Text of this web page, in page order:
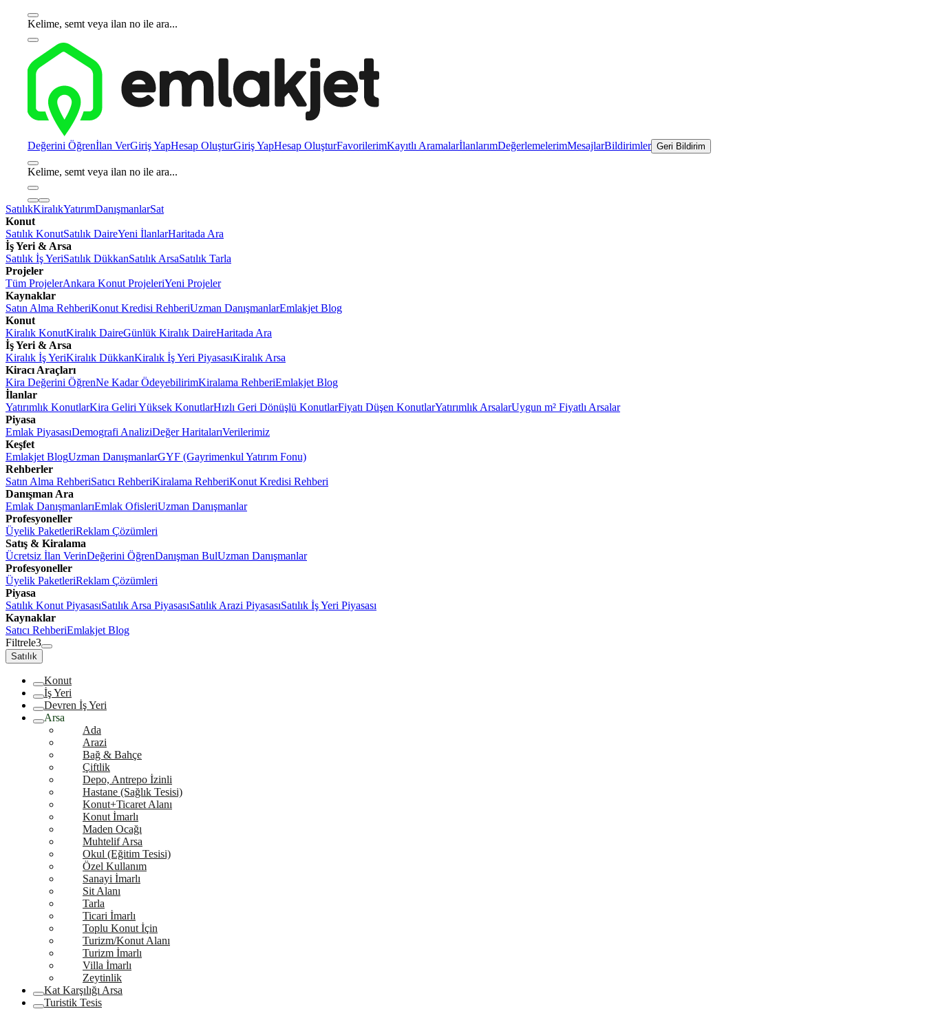
Kelime, semt veya ilan no ile ara...
Değerini Öğrenİlan VerGiriş YapHesap OluşturGiriş YapHesap OluşturFavorilerimKayıtlı AramalarİlanlarımDeğerlemelerimMesajlarBildirimler Geri Bildirim
Kelime, semt veya ilan no ile ara...
SatılıkKiralıkYatırımDanışmanlarSat
Konut
Satılık KonutSatılık DaireYeni İlanlarHaritada Ara
İş Yeri & Arsa
Satılık İş YeriSatılık DükkanSatılık ArsaSatılık Tarla
Projeler
Tüm ProjelerAnkara Konut ProjeleriYeni Projeler
Kaynaklar
Satın Alma RehberiKonut Kredisi RehberiUzman DanışmanlarEmlakjet Blog
Konut
Kiralık KonutKiralık DaireGünlük Kiralık DaireHaritada Ara
İş Yeri & Arsa
Kiralık İş YeriKiralık DükkanKiralık İş Yeri PiyasasıKiralık Arsa
Kiracı Araçları
Kira Değerini ÖğrenNe Kadar ÖdeyebilirimKiralama RehberiEmlakjet Blog
İlanlar
Yatırımlık KonutlarKira Geliri Yüksek KonutlarHızlı Geri Dönüşlü KonutlarFiyatı Düşen KonutlarYatırımlık ArsalarUygun m² Fiyatlı Arsalar
Piyasa
Emlak PiyasasıDemografi AnaliziDeğer HaritalarıVerilerimiz
Keşfet
Emlakjet BlogUzman DanışmanlarGYF (Gayrimenkul Yatırım Fonu)
Rehberler
Satın Alma RehberiSatıcı RehberiKiralama RehberiKonut Kredisi Rehberi
Danışman Ara
Emlak DanışmanlarıEmlak OfisleriUzman Danışmanlar
Profesyoneller
Üyelik PaketleriReklam Çözümleri
Satış & Kiralama
Ücretsiz İlan VerinDeğerini ÖğrenDanışman BulUzman Danışmanlar
Profesyoneller
Üyelik PaketleriReklam Çözümleri
Piyasa
Satılık Konut PiyasasıSatılık Arsa PiyasasıSatılık Arazi PiyasasıSatılık İş Yeri Piyasası
Kaynaklar
Satıcı RehberiEmlakjet Blog
Filtrele3
Satılık
Konut
İş Yeri
Devren İş Yeri
Arsa
Ada
Arazi
Bağ & Bahçe
Çiftlik
Depo, Antrepo İzinli
Hastane (Sağlık Tesisi)
Konut+Ticaret Alanı
Konut İmarlı
Maden Ocağı
Muhtelif Arsa
Okul (Eğitim Tesisi)
Özel Kullanım
Sanayi İmarlı
Sit Alanı
Tarla
Ticari İmarlı
Toplu Konut İçin
Turizm/Konut Alanı
Turizm İmarlı
Villa İmarlı
Zeytinlik
Kat Karşılığı Arsa
Turistik Tesis